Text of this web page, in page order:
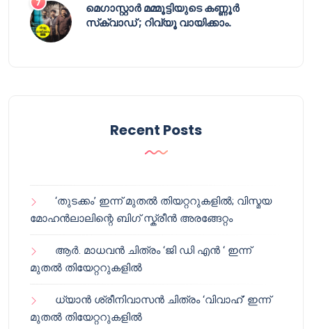
മെഗാസ്റ്റാർ മമ്മൂട്ടിയുടെ കണ്ണൂർ
സ്‌ക്വാഡ് ; റിവ്യൂ വായിക്കാം.
Recent Posts
‘തുടക്കം’ ഇന്ന് മുതൽ തിയറ്ററുകളിൽ; വിസ്മയ
മോഹൻലാലിന്റെ ബിഗ് സ്ക്രീൻ അരങ്ങേറ്റം
ആർ. മാധവൻ ചിത്രം ‘ജി ഡി എൻ ‘ ഇന്ന്
മുതൽ തിയേറ്ററുകളിൽ
ധ്യാൻ ശ്രീനിവാസൻ ചിത്രം ‘വിവാഹ്’ ഇന്ന്
മുതൽ തിയേറ്ററുകളിൽ